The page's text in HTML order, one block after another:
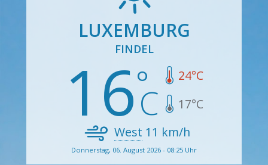
LUXEMBURG
FINDEL
16 24°C
17°C
West 11 km/h
Donnerstag, 06. August 2026 - 08:25 Uhr